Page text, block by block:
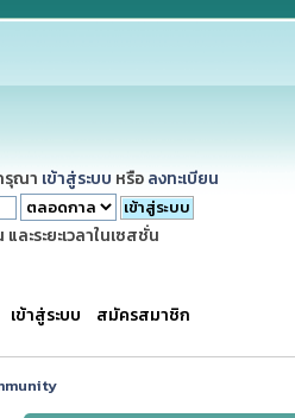
รุณา เข้าสู่ระบบ หรือ ลงทะเบียน
ะระยะเวลาในเซสชั่น
เข้าสู่ระบบ สมัครสมาชิก